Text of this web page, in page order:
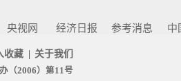
央视网 经济日报 参考消息 中
收藏 关于我们
（2006）第11号